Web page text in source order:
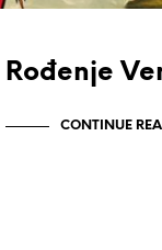
Rođenje
CONTINUE